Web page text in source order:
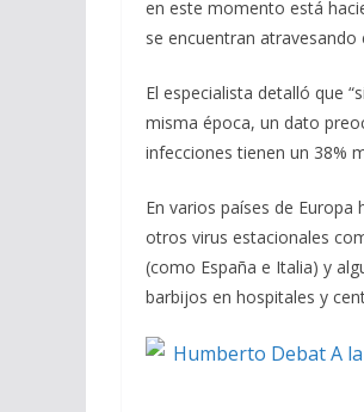
en este momento está
se encuentran atravesando
El especialista detalló que
misma época, un dato
infecciones tienen un 38%
En varios países de
otros virus estacionales
(como España e Italia) y
barbijos en hospitales y